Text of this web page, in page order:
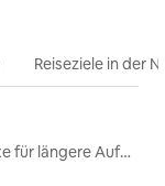
Reiseziele in der
Unterkünfte für längere Aufenthalte